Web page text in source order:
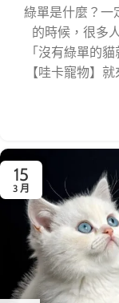
綠單是什麼？一
的時候，很多
「沒有綠單的
【哇卡寵物】
15
3 月